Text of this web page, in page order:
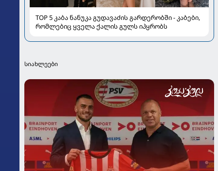
TOP 5 კაბა ნანუკა გუდავაძის გარდერობში - კაბები,
რომლებიც ყველა ქალის გულს იპყრობს
სიახლეები